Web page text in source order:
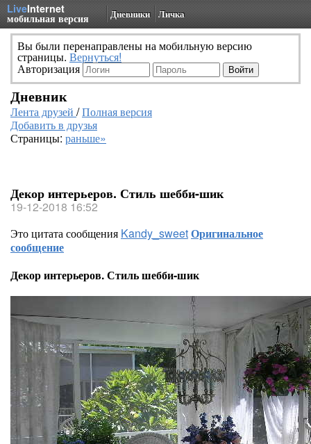
LiveInternet
мобильная версия Дневники Личка
Вы были перенаправлены на мобильную версию
страницы. Вернуться!
Авторизация
Дневник
Лента друзей /Полная версия
Добавить в друзья
Страницы: раньше»
Декор интерьеров. Стиль шебби-шик
19-12-2018 16:52
Это цитата сообщения Kandy_sweetОригинальное
сообщение
Декор интерьеров. Стиль шебби-шик